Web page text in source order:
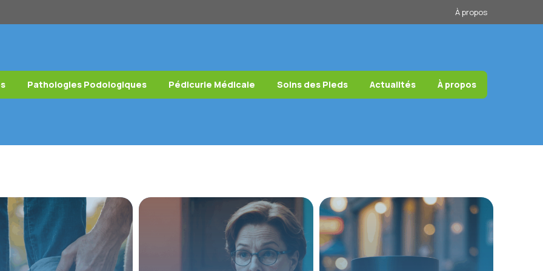
À propos
Pathologies Podologiques Pédicurie Médicale Soins des Pieds Actualités À propos